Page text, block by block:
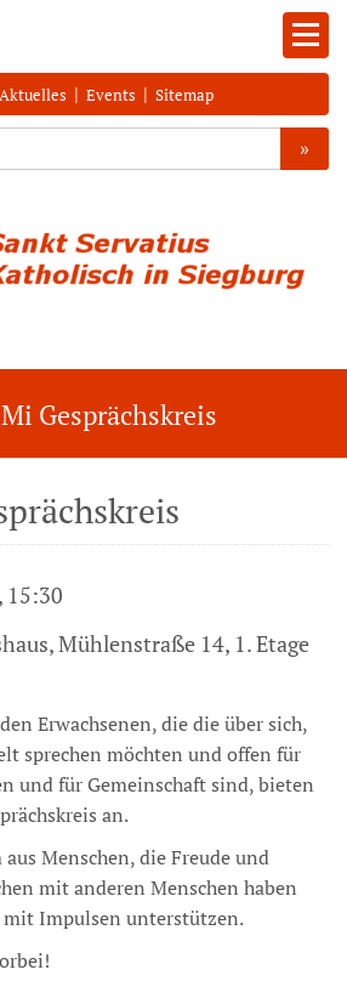
Aktuelles | Events | Sitemap
»
Gesprächskreis
15:30
Mühlenstraße 14, 1. Etage
Erwachsenen, die die über sich,
sprechen möchten und offen für
und für Gemeinschaft sind, bieten
an.
Menschen, die Freude und
mit anderen Menschen haben
mit Impulsen unterstützen.